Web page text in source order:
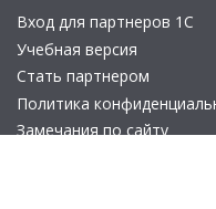
Вход для партнеров 1С
Учебная версия
Стать партнером
Политика
Замечания по сайту